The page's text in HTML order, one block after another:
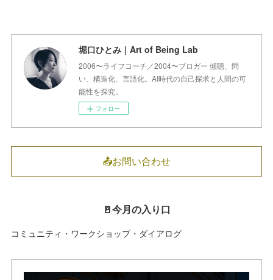
堀口ひとみ｜Art of Being Lab
2006〜ライフコーチ／2004〜ブロガー 傾聴、問
い、構造化、言語化。AI時代の自己探求と人間の可
能性を探究。
フォロー
📤お問い合わせ
🚪今月の入り口
コミュニティ・ワークショップ・ダイアログ